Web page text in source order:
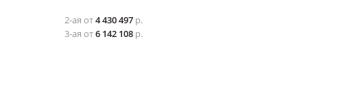
2-ая от4 430 497 р.
3-ая от6 142 108 р.